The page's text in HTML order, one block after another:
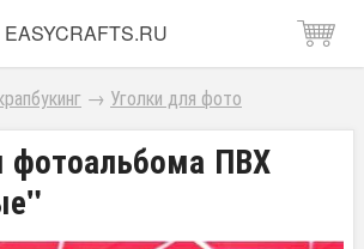
EASYCRAFTS.RU
→ Уголки для фото
фотоальбома ПВХ